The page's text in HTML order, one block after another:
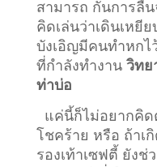
สามารถ กันการลื่
คิดเล่นว่าเดินเหยี
บังเอิญมีคนทำหกไ
ที่กำลังทำงาน วิทย
ท่าบ่อ
แค่นี้ก็ไม่อยากคิด
โชคร้าย หรือ ถ้าเ
รองเท้าเซฟตี้ ยังช่